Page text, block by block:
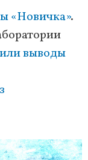
«Новичка».
выводы